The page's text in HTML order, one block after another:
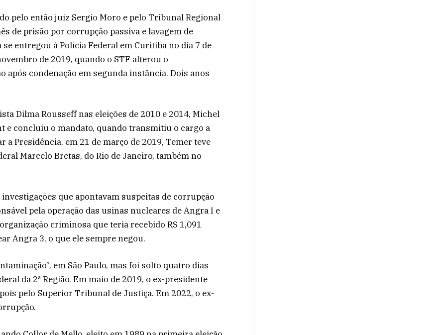
pelo então juiz Sergio Moro e pelo Tribunal Regional
de prisão por corrupção passiva e lavagem de
entregou à Polícia Federal em Curitiba no dia 7 de
de 2019, quando o STF alterou o
condenação em segunda instância. Dois anos
Dilma Rousseff nas eleições de 2010 e 2014, Michel
e concluiu o mandato, quando transmitiu o cargo a
a Presidência, em 21 de março de 2019, Temer teve
Marcelo Bretas, do Rio de Janeiro, também no
que apontavam suspeitas de corrupção
pela operação das usinas nucleares de Angra I e
criminosa que teria recebido R$ 1,091
Angra 3, o que ele sempre negou.
em São Paulo, mas foi solto quatro dias
da 2ª Região. Em maio de 2019, o ex-presidente
pelo Superior Tribunal de Justiça. Em 2022, o ex-